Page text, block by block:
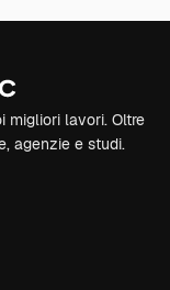
migliori lavori. Oltre
agenzie e studi.